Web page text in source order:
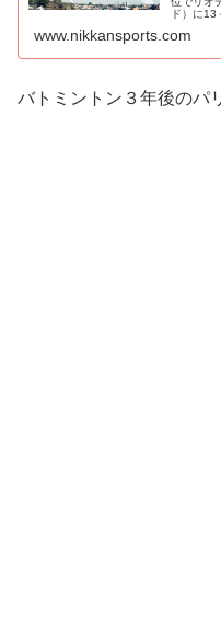
ド）に
コム（
www.nikkansports.com
バトミントン３年後のパ